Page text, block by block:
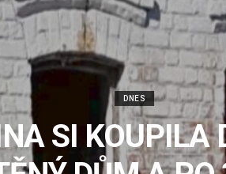
DNES
SI KOUPILA